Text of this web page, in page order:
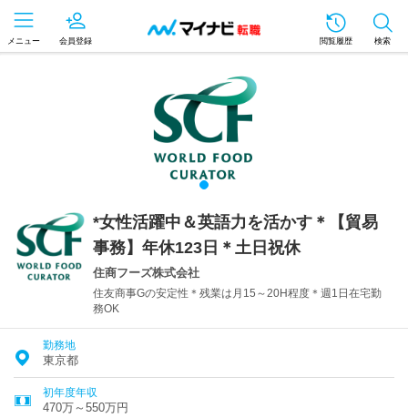
メニュー 会員登録 閲覧履歴 検索
*女性活躍中＆英語力を活かす＊【貿易
事務】年休123日＊土日祝休
住商フーズ株式会社
住友商事Gの安定性＊残業は月15～20H程度＊週1日在宅勤
務OK
勤務地
東京都
初年度年収
470万～550万円